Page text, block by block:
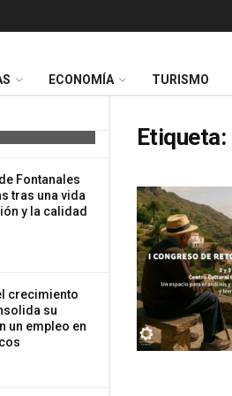
una
Fontanales
tras una vida
y la calidad
crecimiento
su
un empleo en
ECONOMÍA TURISMO
Etiqueta: